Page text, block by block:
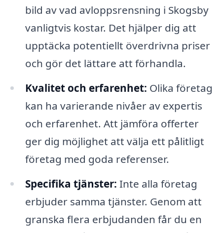
bild av vad avloppsrensning i Skogsby
vanligtvis kostar. Det hjälper dig att
upptäcka potentiellt överdrivna priser
och gör det lättare att förhandla.
Kvalitet och erfarenhet: Olika företag
kan ha varierande nivåer av expertis
och erfarenhet. Att jämföra offerter
ger dig möjlighet att välja ett pålitligt
företag med goda referenser.
Specifika tjänster: Inte alla företag
erbjuder samma tjänster. Genom att
granska flera erbjudanden får du en